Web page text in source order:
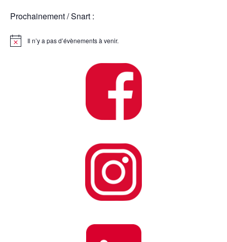
Prochainement / Snart :
Il n’y a pas d’évènements à venir.